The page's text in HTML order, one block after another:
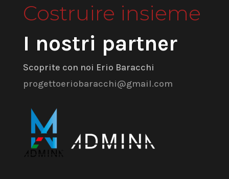
Costruire insieme
I nostri partner
Scoprite con noi Erio Baracchi
progettoeriobaracchi@gmail.com